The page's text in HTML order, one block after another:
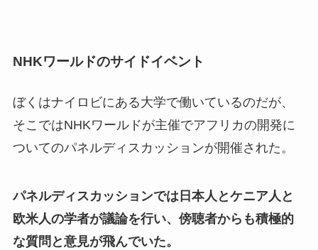
NHKワールドのサイドイベント
ぼくはナイロビにある大学で働いているのだが、
そこではNHKワールドが主催でアフリカの開発に
ついてのパネルディスカッションが開催された。
パネルディスカッションでは日本人とケニア人と
欧米人の学者が議論を行い、傍聴者からも積極的
な質問と意見が飛んでいた。